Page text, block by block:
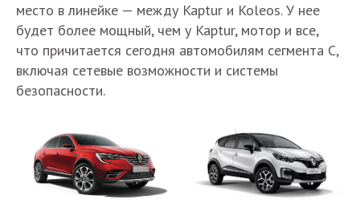
место в линейке — между Kaptur и Koleos. У нее
будет более мощный, чем у Kaptur, мотор и все,
что причитается сегодня автомобилям сегмента С,
включая сетевые возможности и системы
безопасности.